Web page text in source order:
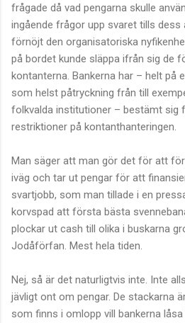
frågade då vad pengarna skulle
ingående frågor upp svaret tills
förnöjt den organisatoriska
på bordet kunde släppa ifrån sig de
kontanterna. Bankerna har – helt på
som helst påtryckning från till
folkvalda institutioner – bestämt sig
restriktioner på kontanthanteringen.
Man säger att man gör det för att
iväg och tar ut pengar för att
svartjobb, som man tillade i en
korvspad att första bästa
plockar ut cash till olika i buskarna
Jodåförfan. Mest hela tiden.
Nej, så är det naturligtvis inte. Inte
jävligt ont om pengar. De stackarna
som finns i omlopp vill bankerna